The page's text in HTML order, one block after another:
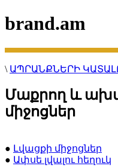
brand.am
\ ԱՊՐԱՆՔՆԵՐԻ
Մաքրող և
միջոցներ
● Լվացքի միջոցներ
● Ափսե լվալու հեղուկ